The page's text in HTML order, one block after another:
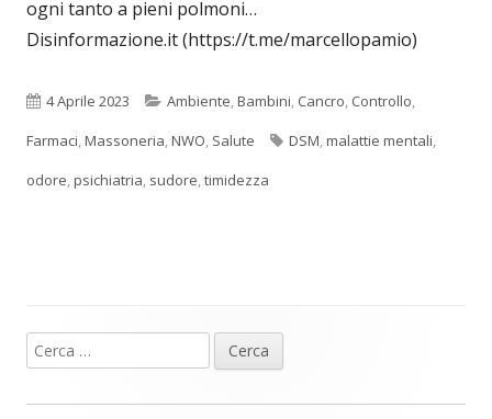
ogni tanto a pieni polmoni…
Disinformazione.it (https://t.me/marcellopamio)
Pubblicato
4 Aprile 2023 Categorie
Ambiente,Bambini, Cancro, Controllo,
Farmaci,Massoneria,NWO, Salute Tag
DSM,malattie mentali,
odore,psichiatria, sudore,timidezza
Barra
laterale
Ricerca
per: